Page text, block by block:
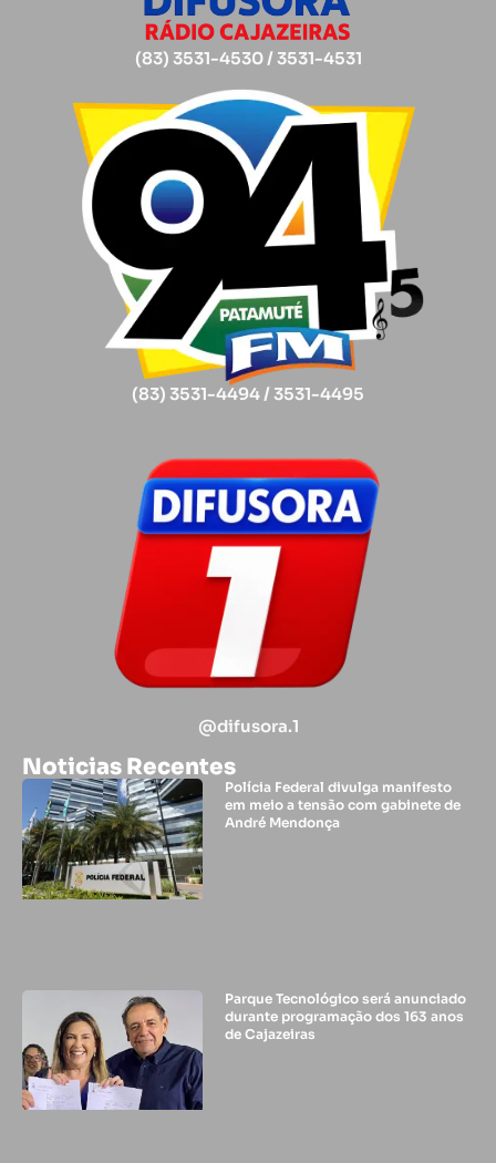
(83) 3531-4530 / 3531-4531
(83) 3531-4494 / 3531-4495
@difusora.1
Noticias Recentes
Polícia Federal divulga manifesto
em meio a tensão com gabinete de
André Mendonça
Parque Tecnológico será anunciado
durante programação dos 163 anos
de Cajazeiras